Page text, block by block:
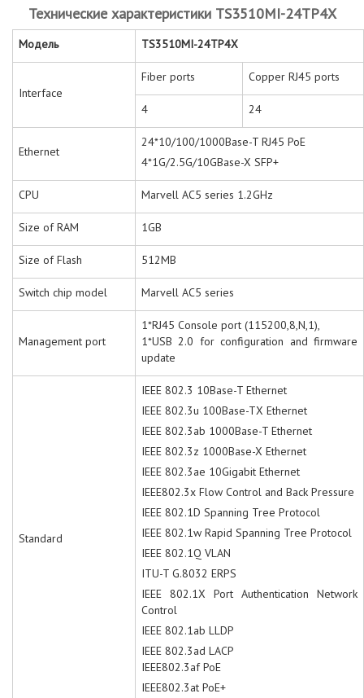
Технические характеристики TS3510MI-24TP4X
Модель TS3510MI-24TP4X
Interface
Fiber ports Copper RJ45 ports
4 24
Ethernet
24*10/100/1000Base-T RJ45 PoE
4*1G/2.5G/10GBase-X SFP+
CPU Marvell AC5 series 1.2GHz
Size of RAM 1GB
Size of Flash 512MB
Switch chip model Marvell AC5 series
Management port
1*RJ45 Console port (115200,8,N,1),
1*USB 2.0 for configuration and firmware
update
Standard
IEEE 802.3 10Base-T Ethernet
IEEE 802.3u 100Base-TX Ethernet
IEEE 802.3ab 1000Base-T Ethernet
IEEE 802.3z 1000Base-X Ethernet
IEEE 802.3ae 10Gigabit Ethernet
IEEE802.3x Flow Control and Back Pressure
IEEE 802.1D Spanning Tree Protocol
IEEE 802.1w Rapid Spanning Tree Protocol
IEEE 802.1Q VLAN
ITU-T G.8032 ERPS
IEEE 802.1X Port Authentication Network
Control
IEEE 802.1ab LLDP
IEEE 802.3ad LACP
IEEE802.3af PoE
IEEE802.3at PoE+